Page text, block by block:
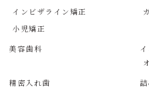
インビザライン矯正
小児矯正
美容歯科
精密入れ歯